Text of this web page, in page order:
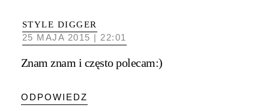
STYLE DIGGER
25 MAJA 2015 | 22:01
Znam znam i często polecam:)
ODPOWIEDZ